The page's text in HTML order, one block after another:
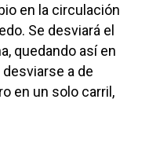
en la circulación
Se desviará el
quedando así en
a de
en un solo carril,